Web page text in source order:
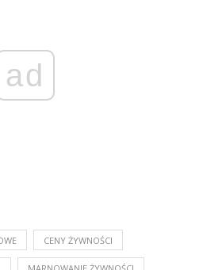
ad
CENY ŻYWNOŚCI